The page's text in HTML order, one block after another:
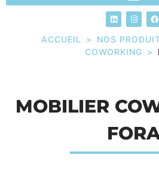
ACCUEIL > NOS
COWORKING >
MOBILIER